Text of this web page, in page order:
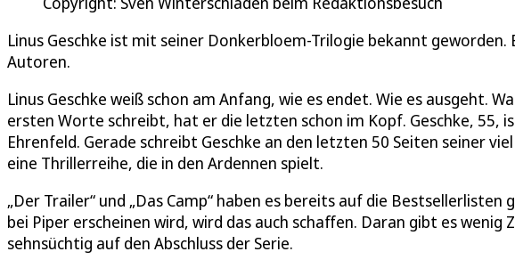
Linus Geschke ist mit seiner Donkerbloem-Trilogie bekannt
Autoren.
Linus Geschke weiß schon am Anfang, wie es endet. Wie es ausgeht.
ersten Worte schreibt, hat er die letzten schon im Kopf. Geschke, 55,
Ehrenfeld. Gerade schreibt Geschke an den letzten 50 Seiten seiner
eine Thrillerreihe, die in den Ardennen spielt.
„Der Trailer“ und „Das Camp“ haben es bereits auf die
bei Piper erscheinen wird, wird das auch schaffen. Daran gibt es wenig
sehnsüchtig auf den Abschluss der Serie.